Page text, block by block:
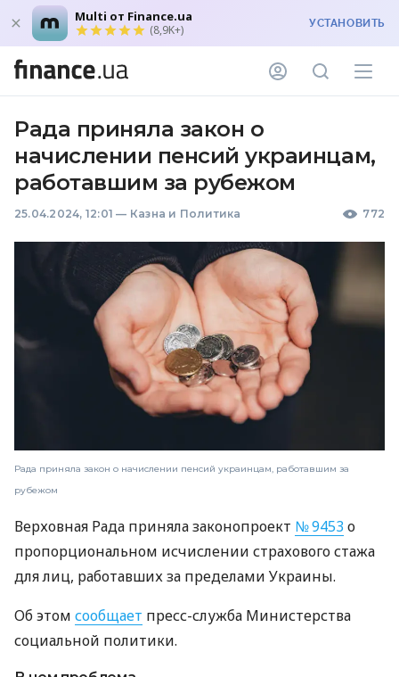
Multi от Finance.ua
(8,9K+) УСТАНОВИТЬ
Рада приняла закон о
начислении пенсий украинцам,
работавшим за рубежом
25.04.2024, 12:01 — Казна и Политика 772
Рада приняла закон о начислении пенсий украинцам, работавшим за
рубежом
Верховная Рада приняла законопроект № 9453 о
пропорциональном исчислении страхового стажа
для лиц, работавших за пределами Украины.
Об этом сообщает пресс-служба Министерства
социальной политики.